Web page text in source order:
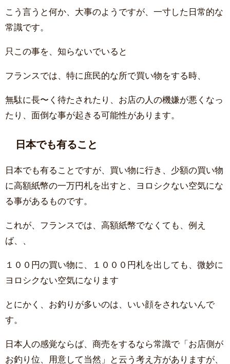
こう言うと何か、大事のようですが、一寸した日常的な
常識です。
只この事を、知らないでいると
フランスでは、特に庶民的な所で買い物をする時、
無駄に長〜く待たされたり、お店の人の機嫌が悪くなっ
たり、面倒な事が起きる可能性があります。
日本でも有ること
日本でも有ることですが、買い物に行き、少額の買い物
に高額紙幣の一万円札を出すと、ヨロシクない空気にな
る事があるものです。
これが、フランスでは、高額紙幣でなくても、例え
ば、、
１００円の買い物に、１０００円札を出しても、微妙に
ヨロシクない空気になります
とにかく、お釣りが多いのは、いい顔をされないんで
す。
日本人の感覚ならば、商売をするなら常識で「お店側が
お釣り位、用意して当然」と云う考え方がありますが、